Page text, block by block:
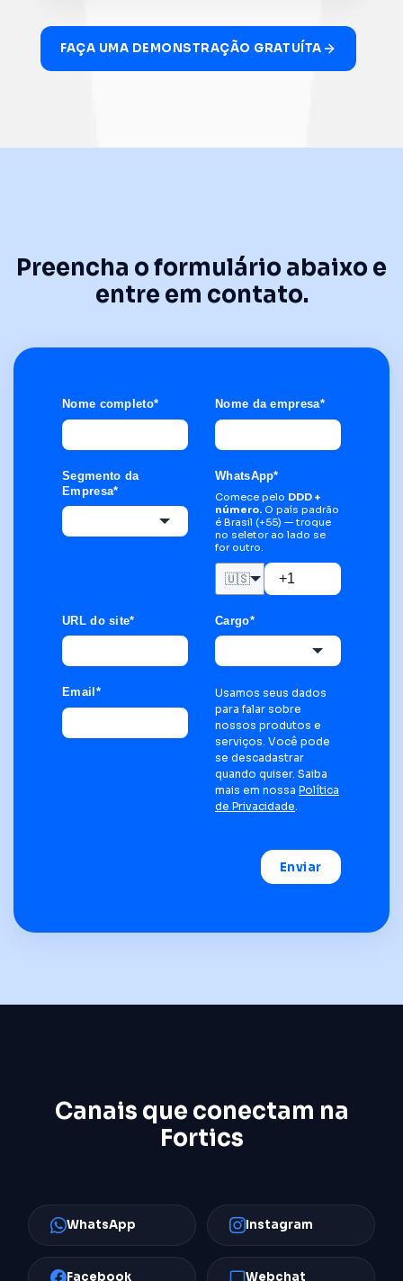
FAÇA UMA DEMONSTRAÇÃO GRATUÍTA
Preencha o formulário abaixo e
entre em contato.
Nome completo* Nome da empresa*
Segmento da
Empresa*
WhatsApp*
Comece pelo DDD +
número. O país padrão
é Brasil (+55) — troque
no seletor ao lado se
for outro.
🇺🇸
URL do site* Cargo*
Email *
Usamos seus dados
para falar sobre
nossos produtos e
serviços. Você pode
se descadastrar
quando quiser. Saiba
mais em nossa Política
de Privacidade.
Enviar
Canais que conectam na
Fortics
WhatsApp Instagram
Facebook Webchat